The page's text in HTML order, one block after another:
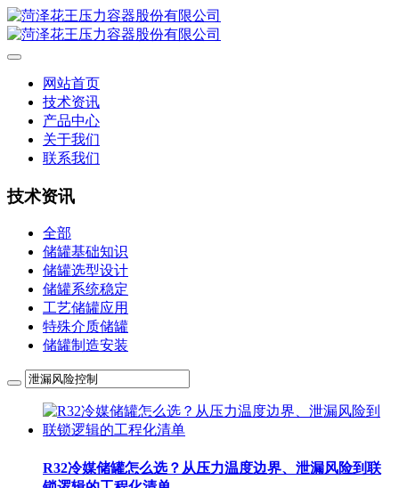
网站首页
技术资讯
产品中心
关于我们
联系我们
技术资讯
全部
储罐基础知识
储罐选型设计
储罐系统稳定
工艺储罐应用
特殊介质储罐
储罐制造安装
R32冷媒储罐怎么选？从压力温度边界、泄漏风险到联